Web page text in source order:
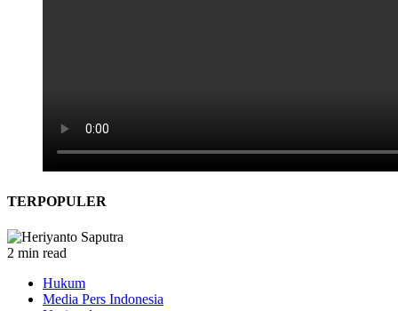
TERPOPULER
2 min read
Hukum
Media Pers Indonesia